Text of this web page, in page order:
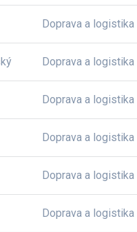
Doprava a logistika
Doprava a logistika
Doprava a logistika
Doprava a logistika
Doprava a logistika
Doprava a logistika